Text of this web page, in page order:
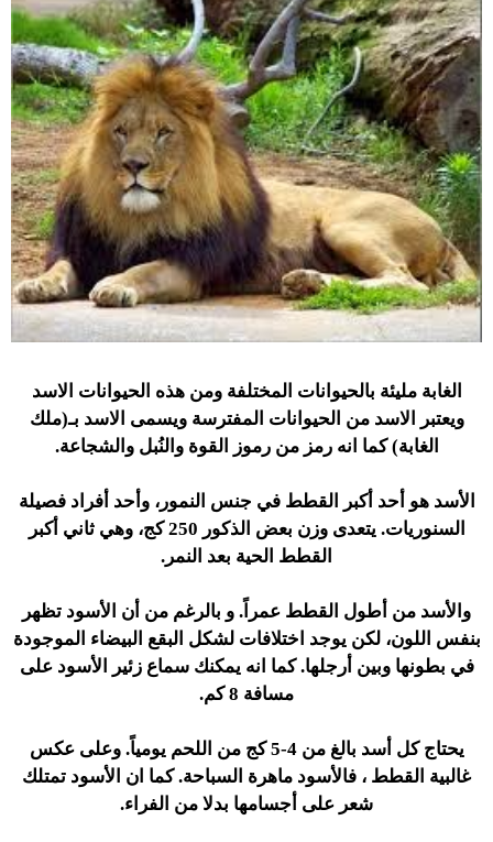
الغابة مليئة بالحيوانات المختلفة ومن هذه الحيوانات الاسد
ويعتبر الاسد من الحيوانات المفترسة ويسمى الاسد بـ(ملك
الغابة) كما انه رمز من رموز القوة والنُبل والشجاعة.
الأسد هو أحد أكبر القطط في جنس النمور، وأحد أفراد فصيلة
السنوريات. يتعدى وزن بعض الذكور 250 كج، وهي ثاني أكبر
القطط الحية بعد النمر.
والأسد من أطول القطط عمراً. و بالرغم من أن الأسود تظهر
بنفس اللون، لكن يوجد اختلافات لشكل البقع البيضاء الموجودة
في بطونها وبين أرجلها. كما انه يمكنك سماع زئير الأسود على
مسافة 8 كم.
يحتاج كل أسد بالغ من 4-5 كج من اللحم يومياً. وعلى عكس
غالبية القطط ، فالأسود ماهرة السباحة. كما ان الأسود تمتلك
شعر على أجسامها بدلا من الفراء.